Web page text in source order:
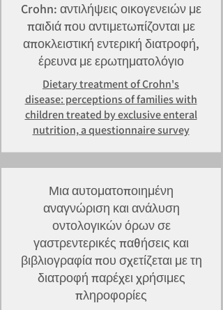
Crohn: αντιλήψεις οικογενειών με
παιδιά που αντιμετωπίζονται με
αποκλειστική εντερική διατροφή,
έρευνα με ερωτηματολόγιο
Dietary treatment of Crohn's
disease: perceptions of families with
children treated by exclusive enteral
nutrition, a questionnaire survey
Μια αυτοματοποιημένη
αναγνώριση και ανάλυση
οντολογικών όρων σε
γαστρεντερικές παθήσεις και
βιβλιογραφία που σχετίζεται με τη
διατροφή παρέχει χρήσιμες
πληροφορίες